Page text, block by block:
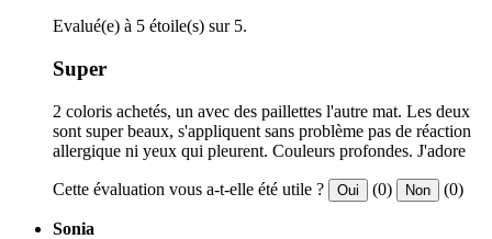
Evalué(e) à 5 étoile(s) sur 5.
Super
2 coloris achetés, un avec des paillettes l'autre mat. Les deux
sont super beaux, s'appliquent sans problème pas de réaction
allergique ni yeux qui pleurent. Couleurs profondes. J'adore
Cette évaluation vous a-t-elle été utile ? Oui (0) Non (0)
Sonia